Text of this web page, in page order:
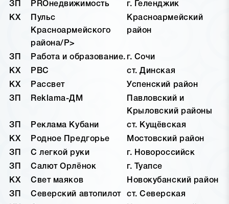
ЗП
PROнедвижимость
г. Геленджик
КХ
Пульс
Красноармейского
района/P>
Красноармейский
район
ЗП Работа и образование. г. Сочи
КХ
РВС
ст. Динская
КХ
Рассвет
Успенский район
ЗП
Reklama-ДМ
Павловский и
Крыловский районы
ЗП
Реклама Кубани
ст. Кущёвская
КХ
Родное Предгорье
Мостовский район
ЗП
С легкой руки
г. Новороссийск
ЗП
Салют Орлёнок
г. Туапсе
КХ
Свет маяков
Новокубанский район
ЗП
Северский автопилот
ст. Северская